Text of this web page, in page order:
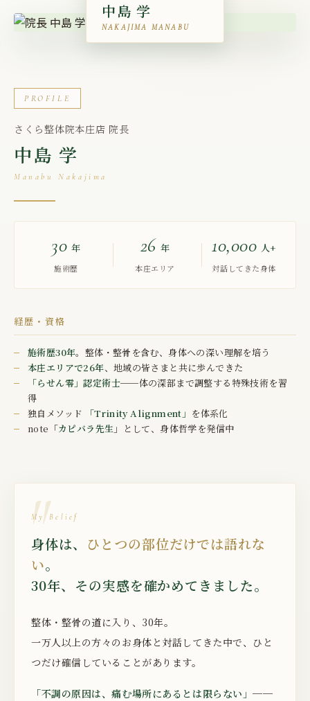
中島 学
NAKAJIMA MANABU
PROFILE
さくら整体院本庄店 院長
中島 学
Manabu Nakajima
30 年
施術歴
26 年
本庄エリア
10,000 人+
対話してきた身体
経歴・資格
施術歴30年。整体・整骨を含む、身体への深い理解を培う
本庄エリアで26年、地域の皆さまと共に歩んできた
「らせん零」認定術士──体の深部まで調整する特殊技術を習
得
独自メソッド
「Trinity Alignment」 を体系化
note「カピバラ先生 」として、身体哲学を発信中
My Belief
身体は、
ひとつの部位だけでは語れな
い。
30年、その実感を確かめてきました。
整体・整骨の道に入り、30年。
一万人以上の方々のお身体と対話してきた中で、ひと
つだけ確信していることがあります。
「不調の原因は、痛む場所にあるとは限らない」──